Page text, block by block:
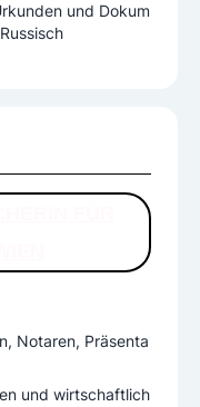
und Dokum
Notaren, Präsenta
und wirtschaftlich